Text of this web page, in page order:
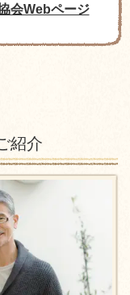
会Webページ
紹介